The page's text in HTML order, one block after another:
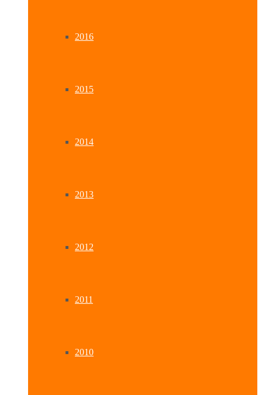
2016
2015
2014
2013
2012
2011
2010